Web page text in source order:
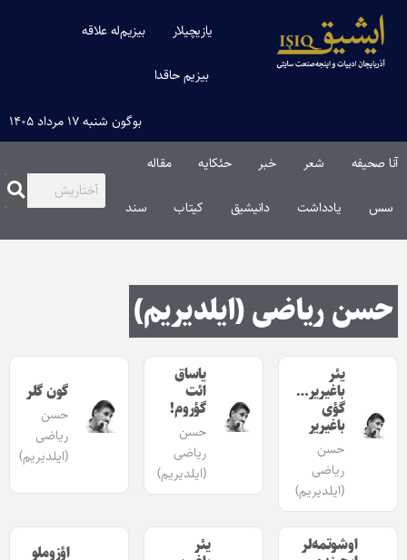
یازیچیلار بیزیم‌له علاقه
بیزیم حاقدا
بوگون شنبه ۱۷ مرداد ۱۴۰۵
آنا صحیفه شعر خبر حئکایه مقاله‌
سس یادداشت دانیشیق کیتاب سند
حسن ریاضی (ایلدیریم)
یئر
باغیریر…
گؤی
باغیریر
حسن
ریاضی
(ایلدیریم)
یاساق
ائت
گؤروم!
حسن
ریاضی
(ایلدیریم)
گون گلر
حسن
ریاضی
(ایلدیریم)
اوشوتمه‌لر یئر اؤزوملو